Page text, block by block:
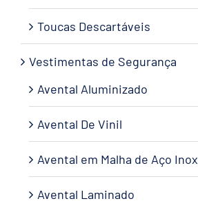
Toucas Descartáveis
Vestimentas de Segurança
Avental Aluminizado
Avental De Vinil
Avental em Malha de Aço Inox
Avental Laminado